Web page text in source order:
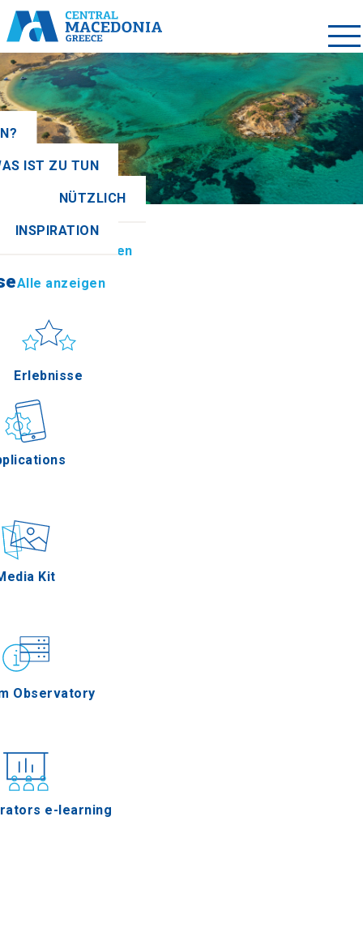
IST ZU TUN
Gastronomie
Ereignisse
NÜTZLICH
Alle anzeigen
get there
Kit
Observatory
e-learning
INSPIRATION
Alle anzeigen
Erlebnisse